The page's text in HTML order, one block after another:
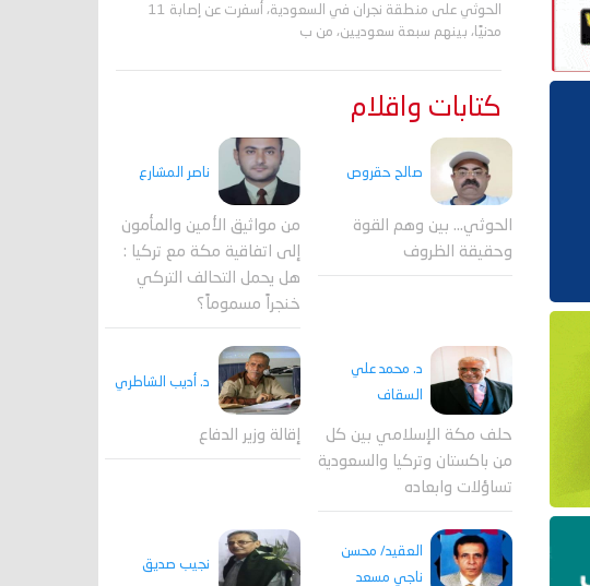
الحوثي على منطقة نجران في السعودية، أسفرت عن إصابة 11
مدنيًا، بينهم سبعة سعوديين، من ب
كتابات واقلام
صالح حقروص
الحوثي... بين وهم القوة
وحقيقة الظروف
ناصر المشارع
من مواثيق الأمين والمأمون
إلى اتفاقية مكة مع تركيا :
هل يحمل التحالف التركي
خنجراً مسموماً؟
د. محمد علي
السقاف
حلف مكة الإسلامي بين كل
من باكستان وتركيا والسعودية
تساؤلات وابعاده
د. أديب الشاطري
إقالة وزير الدفاع
العقيد/ محسن
ناجي مسعد
نجيب صديق